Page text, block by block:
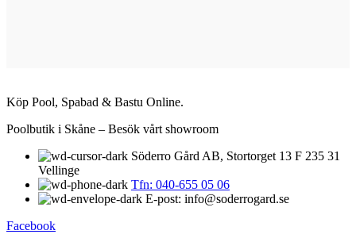
Köp Pool, Spabad & Bastu Online.
Poolbutik i Skåne – Besök vårt showroom
Söderro Gård AB, Stortorget 13 F 235 31
Vellinge
Tfn: 040-655 05 06
E-post: info@soderrogard.se
Facebook